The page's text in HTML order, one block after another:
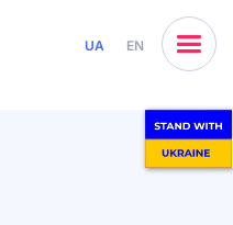
UA EN